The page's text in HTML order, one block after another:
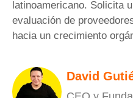
latinoamericano. Solicita
evaluación de
hacia un crecimiento
David